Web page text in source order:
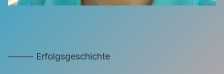
⸻ Erfolgsgeschichte